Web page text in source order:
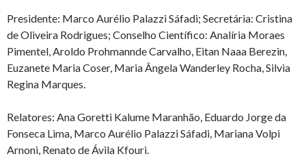
Presidente: Marco Aurélio Palazzi Sáfadi; Secretária: Cristina
de Oliveira Rodrigues; Conselho Científico: Analíria Moraes
Pimentel, Aroldo Prohmannde Carvalho, Eitan Naaa Berezin,
Euzanete Maria Coser, Maria Ângela Wanderley Rocha, Silvia
Regina Marques.
Relatores: Ana Goretti Kalume Maranhão, Eduardo Jorge da
Fonseca Lima, Marco Aurélio Palazzi Sáfadi, Mariana Volpi
Arnoni, Renato de Ávila Kfouri.